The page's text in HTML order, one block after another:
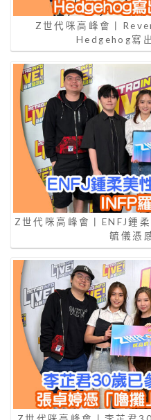
Z世代咪高峰會丨
Hedgehog寫
Z世代咪高峰會丨ENFJ鍾
毓儀憑